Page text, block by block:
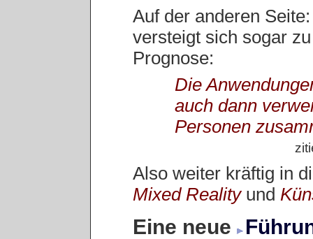
Auf der anderen
versteigt sich sogar
Prognose:
Die
auch dann
Personen
Also weiter kräftig in
Mixed Realityund
Eine neue